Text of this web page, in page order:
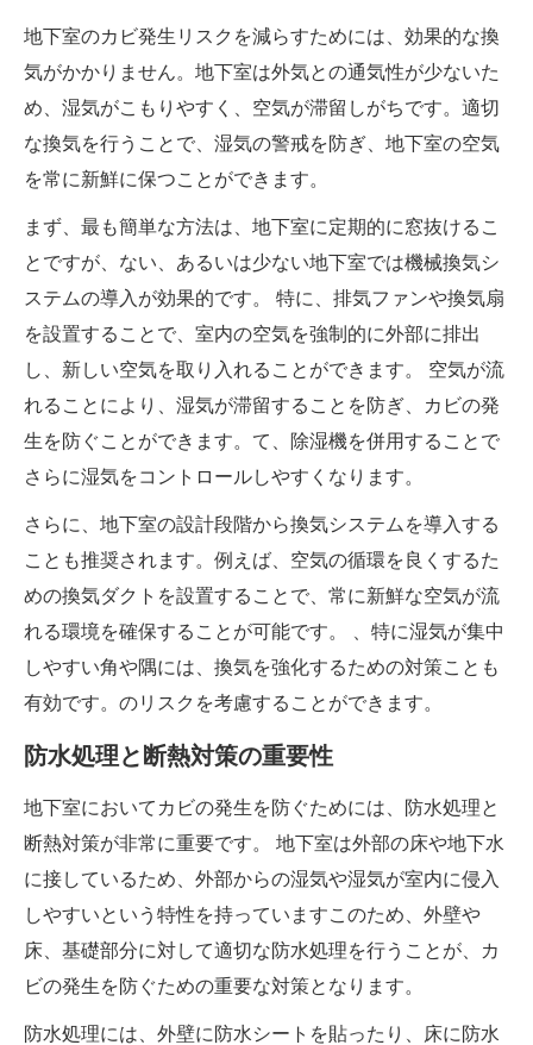
地下室のカビ発生リスクを減らすためには、効果的な換
気がかかりません。地下室は外気との通気性が少ないた
め、湿気がこもりやすく、空気が滞留しがちです。適切
な換気を行うことで、湿気の警戒を防ぎ、地下室の空気
を常に新鮮に保つことができます。
まず、最も簡単な方法は、地下室に定期的に窓抜けるこ
とですが、ない、あるいは少ない地下室では機械換気シ
ステムの導入が効果的です。 特に、排気ファンや換気扇
を設置することで、室内の空気を強制的に外部に排出
し、新しい空気を取り入れることができます。 空気が流
れることにより、湿気が滞留することを防ぎ、カビの発
生を防ぐことができます。て、除湿機を併用することで
さらに湿気をコントロールしやすくなります。
さらに、地下室の設計段階から換気システムを導入する
ことも推奨されます。例えば、空気の循環を良くするた
めの換気ダクトを設置することで、常に新鮮な空気が流
れる環境を確保することが可能です。 、特に湿気が集中
しやすい角や隅には、換気を強化するための対策ことも
有効です。のリスクを考慮することができます。
防水処理と断熱対策の重要性
地下室においてカビの発生を防ぐためには、防水処理と
断熱対策が非常に重要です。 地下室は外部の床や地下水
に接しているため、外部からの湿気や湿気が室内に侵入
しやすいという特性を持っていますこのため、外壁や
床、基礎部分に対して適切な防水処理を行うことが、カ
ビの発生を防ぐための重要な対策となります。
防水処理には、外壁に防水シートを貼ったり、床に防水